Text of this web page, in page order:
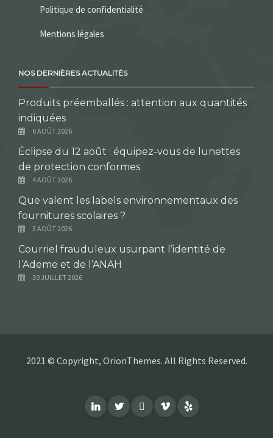
Politique de confidentialité
Mentions légales
NOS DERNIÈRES ACTUALITÉS
Produits préemballés : attention aux quantités
indiquées
6 AOÛT 2026
Éclipse du 12 août : équipez-vous de lunettes
de protection conformes
4 AOÛT 2026
Que valent les labels environnementaux des
fournitures scolaires ?
3 AOÛT 2026
Courriel frauduleux usurpant l’identité de
l’Ademe et de l’ANAH
30 JUILLET 2026
2021 © Copyright, OrionThemes. All Rights Reserved.